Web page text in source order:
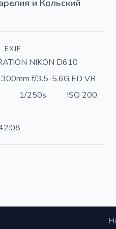
и Кольский
EXIF
NIKON D610
f/3.5-5.6G ED VR
1/250s
ISO 200